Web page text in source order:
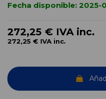
Fecha disponible: 2025-
272,25 € IVA inc.
272,25 € IVA inc.